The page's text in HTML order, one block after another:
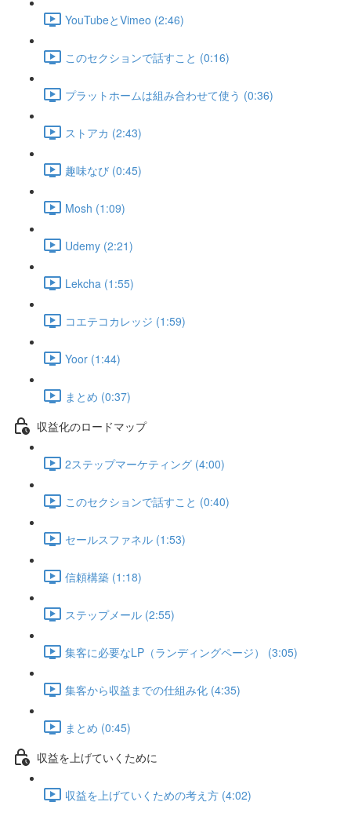
YouTubeとVimeo (2:46)
このセクションで話すこと (0:16)
プラットホームは組み合わせて使う (0:36)
ストアカ (2:43)
趣味なび (0:45)
Mosh (1:09)
Udemy (2:21)
Lekcha (1:55)
コエテコカレッジ (1:59)
Yoor (1:44)
まとめ (0:37)
収益化のロードマップ
2ステップマーケティング (4:00)
このセクションで話すこと (0:40)
セールスファネル (1:53)
信頼構築 (1:18)
ステップメール (2:55)
集客に必要なLP（ランディングページ） (3:05)
集客から収益までの仕組み化 (4:35)
まとめ (0:45)
収益を上げていくために
収益を上げていくための考え方 (4:02)